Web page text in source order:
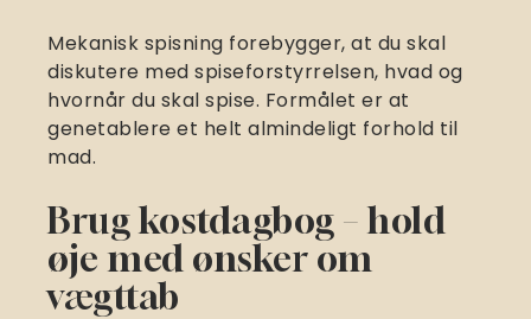
Mekanisk spisning forebygger, at du skal
diskutere med spiseforstyrrelsen, hvad og
hvornår du skal spise. Formålet er at
genetablere et helt almindeligt forhold til
mad.
Brug kostdagbog – hold
øje med ønsker om
vægttab